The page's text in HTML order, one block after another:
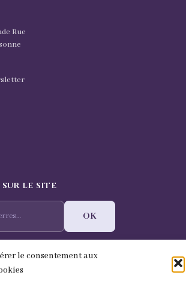
le consentement aux
Rue
sur le site
OK